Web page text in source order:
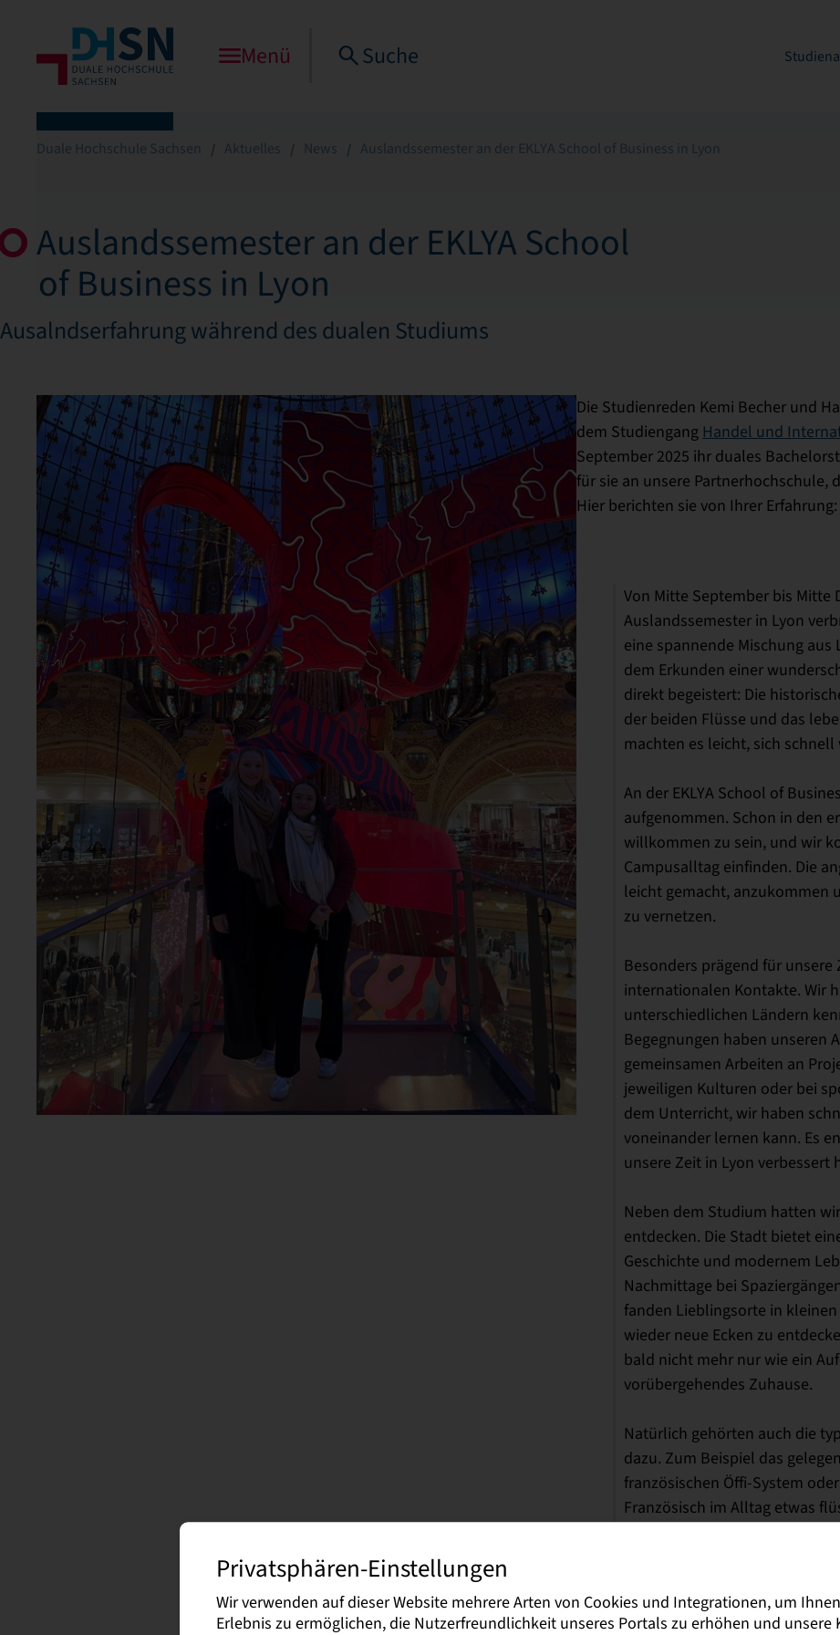
Menü Suche
Duale Hochschule Sachsen Aktuelles News Auslandssemester an der EKLYA School of Business in Lyon
Auslandssemester an der EKLYA School
of Business in Lyon
Ausalndserfahrung während des dualen Studiums
Die Studienreden Kemi Becher und
dem Studiengang Handel und
September 2025 ihr duales
für sie an unsere Partnerhochschule,
Hier berichten sie von Ihrer Erfahrung:
Von Mitte September bis Mitte
Auslandssemester in Lyon
eine spannende Mischung
dem Erkunden einer
direkt begeistert: Die
der beiden Flüsse und das
machten es leicht, sich
An der EKLYA School of
aufgenommen. Schon in den
willkommen zu sein, und wir
Campusalltag einfinden. Die
leicht gemacht, anzukommen
zu vernetzen.
Besonders prägend für
internationalen Kontakte. Wir
unterschiedlichen Ländern
Begegnungen haben unseren
gemeinsamen Arbeiten an
jeweiligen Kulturen oder bei
dem Unterricht, wir haben
voneinander lernen kann. Es
unsere Zeit in Lyon verbessert
Neben dem Studium hatten
entdecken. Die Stadt bietet
Geschichte und modernem
Nachmittage bei
fanden Lieblingsorte in
wieder neue Ecken zu
bald nicht mehr nur wie ein
vorübergehendes Zuhause.
Natürlich gehörten auch die
dazu. Zum Beispiel das
französischen Öffi-System
Französisch im Alltag etwas
Alles in allem war unser
bereichernde Erfahrung. Wir
Privatsphären-Einstellungen
Wir verwenden auf dieser Website mehrere Arten von Cookies und Integrationen, um
Erlebnis zu ermöglichen, die Nutzerfreundlichkeit unseres Portals zu erhöhen und